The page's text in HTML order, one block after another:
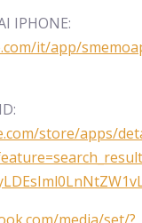
IPHONE:
it/app/
store/apps/